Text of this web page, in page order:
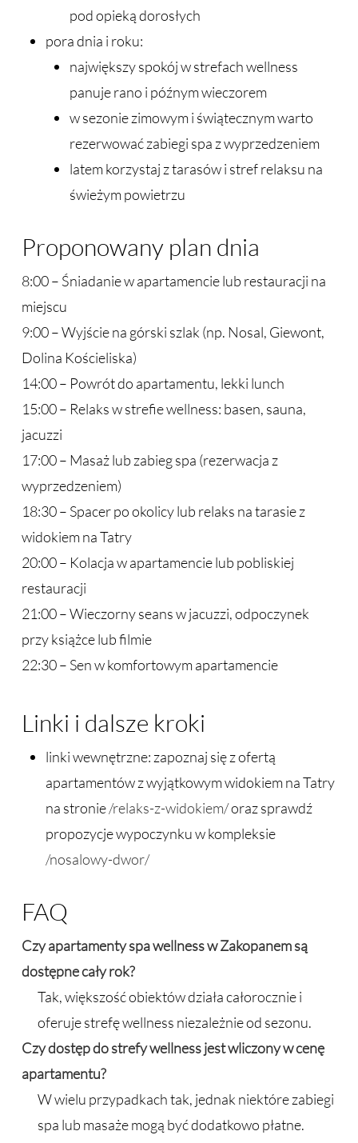
pod opieką dorosłych
pora dnia i roku:
największy spokój w strefach wellness
panuje rano i późnym wieczorem
w sezonie zimowym i świątecznym warto
rezerwować zabiegi spa z wyprzedzeniem
latem korzystaj z tarasów i stref relaksu na
świeżym powietrzu
Proponowany plan dnia
8:00 – Śniadanie w apartamencie lub restauracji na
miejscu
9:00 – Wyjście na górski szlak (np. Nosal, Giewont,
Dolina Kościeliska)
14:00 – Powrót do apartamentu, lekki lunch
15:00 – Relaks w strefie wellness: basen, sauna,
jacuzzi
17:00 – Masaż lub zabieg spa (rezerwacja z
wyprzedzeniem)
18:30 – Spacer po okolicy lub relaks na tarasie z
widokiem na Tatry
20:00 – Kolacja w apartamencie lub pobliskiej
restauracji
21:00 – Wieczorny seans w jacuzzi, odpoczynek
przy książce lub filmie
22:30 – Sen w komfortowym apartamencie
Linki i dalsze kroki
linki wewnętrzne: zapoznaj się z ofertą
apartamentów z wyjątkowym widokiem na Tatry
na stronie/relaks-z-widokiem/oraz sprawdź
propozycje wypoczynku w kompleksie
/nosalowy-dwor/
FAQ
Czy apartamenty spa wellness w Zakopanem są
dostępne cały rok?
Tak, większość obiektów działa całorocznie i
oferuje strefę wellness niezależnie od sezonu.
Czy dostęp do strefy wellness jest wliczony w cenę
apartamentu?
W wielu przypadkach tak, jednak niektóre zabiegi
spa lub masaże mogą być dodatkowo płatne.